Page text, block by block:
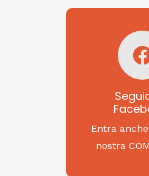
Entra
nostra
Feste, cibi
da Nord